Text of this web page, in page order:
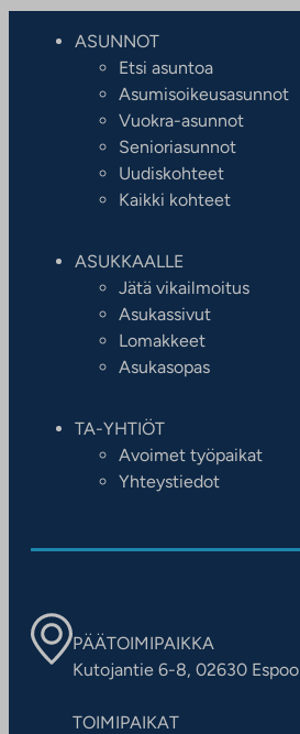
ASUNNOT
Etsi asuntoa
Asumisoikeusasunnot
Vuokra-asunnot
Senioriasunnot
Uudiskohteet
Kaikki kohteet
ASUKKAALLE
Jätä vikailmoitus
Asukassivut
Lomakkeet
Asukasopas
TA-YHTIÖT
Avoimet työpaikat
Yhteystiedot
PÄÄTOIMIPAIKKA
Kutojantie 6-8, 02630 Espoo
TOIMIPAIKAT